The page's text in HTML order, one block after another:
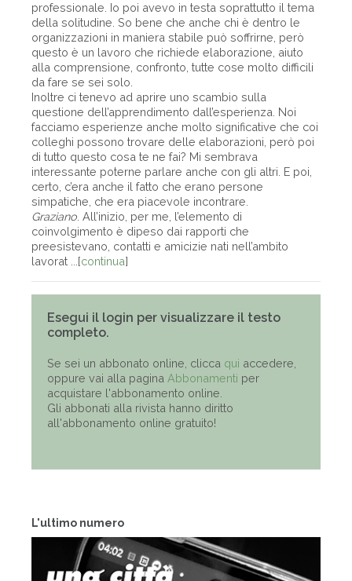
L'ultimo numero
professionale. Io poi avevo in testa soprattutto il tema
della solitudine. So bene che anche chi è dentro le
organizzazioni in maniera stabile può soffrirne, però
questo è un lavoro che richiede elaborazione, aiuto
alla comprensione, confronto, tutte cose molto difficili
da fare se sei solo.
Inoltre ci tenevo ad aprire uno scambio sulla
questione dell’apprendimento dall’esperienza. Noi
facciamo esperienze anche molto significative che coi
colleghi possono trovare delle elaborazioni, però poi
di tutto questo cosa te ne fai? Mi sembrava
interessante poterne parlare anche con gli altri. E poi,
certo, c’era anche il fatto che erano persone
simpatiche, che era piacevole incontrare.
Graziano . All’inizio, per me, l’elemento di
coinvolgimento è dipeso dai rapporti che
preesistevano, contatti e amicizie nati nell’ambito
lavorat ...[continua]
Esegui il login per visualizzare il testo
completo.
Se sei un abbonato online, clicca qui accedere,
oppure vai alla pagina Abbonamenti per
acquistare l'abbonamento online.
Gli abbonati alla rivista hanno diritto
all'abbonamento online gratuito!